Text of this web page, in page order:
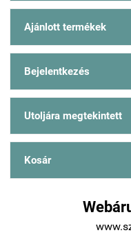
Ajánlott termékek
Bejelentkezés
Utoljára megtekintett
Kosár